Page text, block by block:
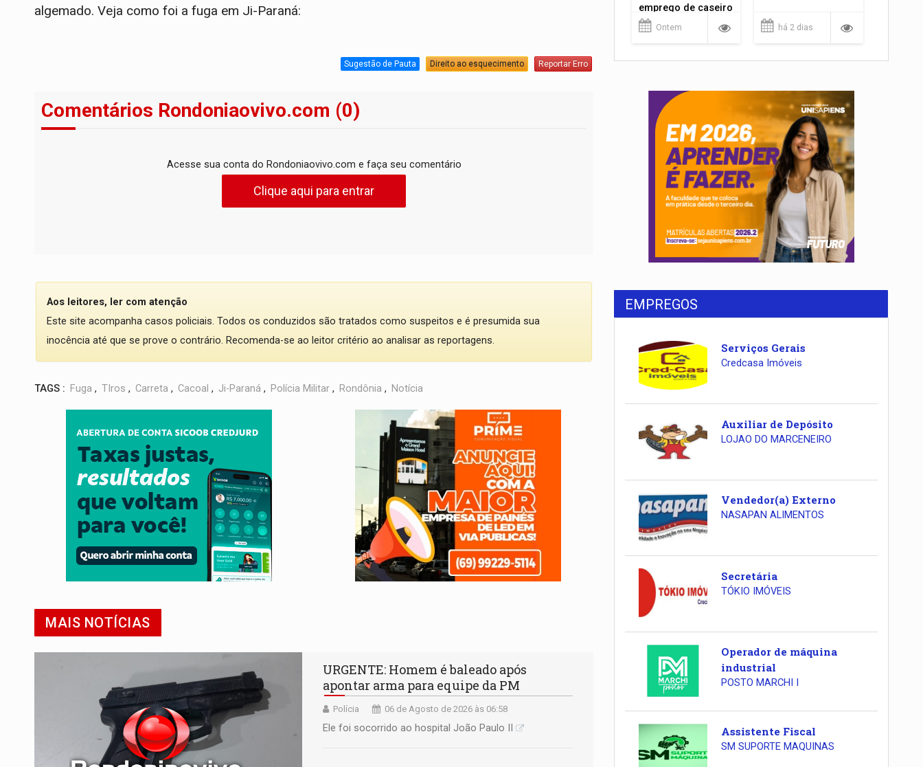
algemado. Veja como foi a fuga em Ji-Paraná:
Sugestão de Pauta Direito ao esquecimento Reportar Erro
Comentários Rondoniaovivo.com (0)
Acesse sua conta do Rondoniaovivo.com e faça seu comentário
Clique aqui para entrar
Aos leitores, ler com atenção
Este site acompanha casos policiais. Todos os conduzidos são tratados como suspeitos e é presumida sua
inocência até que se prove o contrário. Recomenda-se ao leitor critério ao analisar as reportagens.
TAGS : Fuga , TIros , Carreta , Cacoal , Ji-Paraná , Polícia Militar , Rondônia , Notícia
MAIS NOTÍCIAS
URGENTE: Homem é baleado após
apontar arma para equipe da PM
Polícia 06 de Agosto de 2026 às 06:58
Ele foi socorrido ao hospital João Paulo II
emprego de caseiro
em porto velho
Ontem há 2 dias
EMPREGOS
Serviços Gerais
Credcasa Imóveis
Auxiliar de Depósito
LOJAO DO MARCENEIRO
Vendedor(a) Externo
NASAPAN ALIMENTOS
Secretária
TÓKIO IMÓVEIS
Operador de máquina
industrial
POSTO MARCHI I
Assistente Fiscal
SM SUPORTE MAQUINAS